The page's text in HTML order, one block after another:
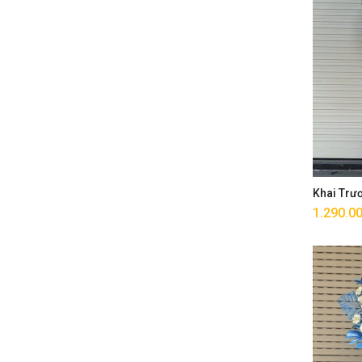
Khai